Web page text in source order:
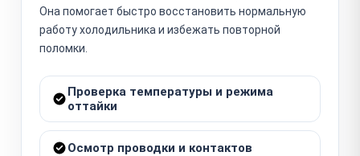
Она помогает быстро восстановить нормальную
работу холодильника и избежать повторной
поломки.
Проверка температуры и режима
оттайки
Осмотр проводки и контактов